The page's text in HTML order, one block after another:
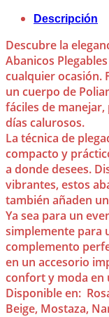
Descripción
Descubre la
Abanicos
cualquier ocasión.
un cuerpo de
fáciles de
días calurosos.
La técnica de
compacto y
a donde desees.
vibrantes, estos
también añaden
Ya sea para un
simplemente para
complemento
en un accesorio
confort y moda en
Disponible en:
Beige, Mostaza,